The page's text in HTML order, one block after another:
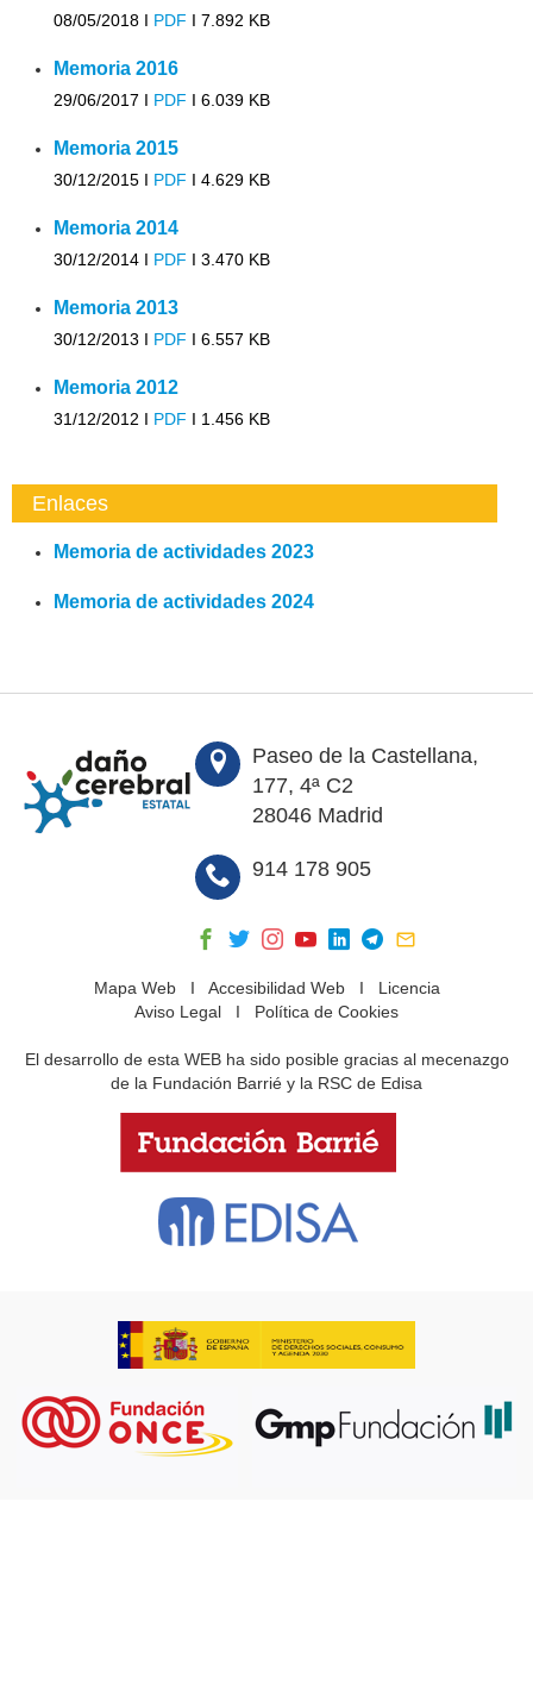
08/05/2018 I PDF I 7.892 KB
Memoria 2016
29/06/2017 I PDF I 6.039 KB
Memoria 2015
30/12/2015 I PDF I 4.629 KB
Memoria 2014
30/12/2014 I PDF I 3.470 KB
Memoria 2013
30/12/2013 I PDF I 6.557 KB
Memoria 2012
31/12/2012 I PDF I 1.456 KB
Enlaces
Memoria de actividades 2023
Memoria de actividades 2024
Paseo de la Castellana,
177, 4ª C2
28046 Madrid
914 178 905
Mapa WebI Accesibilidad WebI Licencia
Aviso Legal I Política de Cookies
El desarrollo de esta WEB ha sido posible gracias al mecenazgo
de la Fundación Barrié y la RSC de Edisa